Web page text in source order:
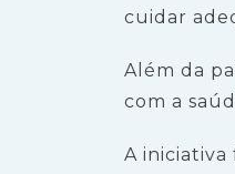
cuidar
Além da
com a
A iniciativa